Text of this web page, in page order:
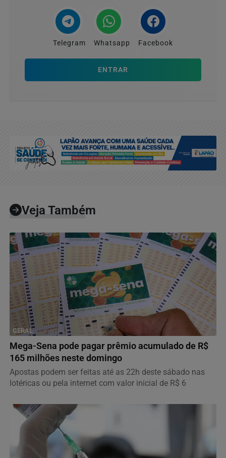
Telegram Whatsapp Facebook
ENTRAR
Veja Também
GERAL
Mega-Sena pode pagar prêmio acumulado de R$
165 milhões neste domingo
Apostas podem ser feitas até as 22h deste sábado nas
lotéricas ou pela internet com valor inicial de R$ 6